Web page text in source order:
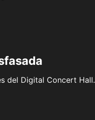
del Digital Concert Hall.